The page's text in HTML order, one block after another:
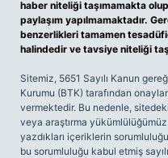
haber niteliği taşımamakta
paylaşım yapılmamaktadır.
benzerlikleri tamamen
halindedir ve tavsiye niteliği
Sitemiz, 5651 Sayılı Kanun
Kurumu (BTK) tarafından
vermektedir. Bu nedenle,
veya araştırma
yazdıkları içeriklerin
bu sorumluluğu kabul etmiş